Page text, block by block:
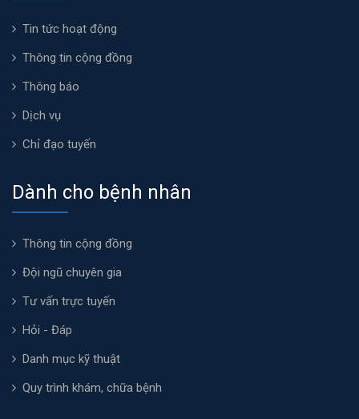
Tin tức hoạt động
Thông tin cộng đồng
Thông báo
Dịch vụ
Chỉ đạo tuyến
Dành cho bệnh nhân
Thông tin cộng đồng
Đội ngũ chuyên gia
Tư vấn trực tuyến
Hỏi - Đáp
Danh mục kỹ thuật
Quy trình khám, chữa bệnh